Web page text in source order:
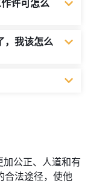
许可怎么
，我该怎么
公正、人道和有
法途径，使他